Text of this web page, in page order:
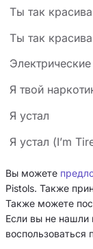
Ты так красива
Ты так
Я твой
Я устал
Я устал (I’m
Вы можете
Pistols. Также
Также можете
Если вы не нашли
воспользоваться